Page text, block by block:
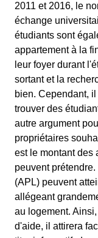
2011 et 2016, le
échange
étudiants sont
appartement à la
leur foyer durant
sortant et la
bien. Cependant,
trouver des
autre argument
propriétaires
est le montant des
peuvent
(APL) peuvent
allégeant
au logement.
d'aide, il attirera